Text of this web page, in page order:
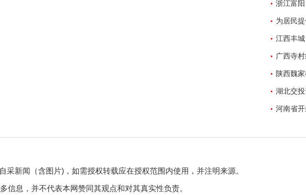
心”APP安
浙江富
园为居民
江西丰
广西寺
动陕西魏
棋”湖北交
河南省
采新闻（含图片)，如需授权转载应在授权范围内使用，并注明来源。
信息，并不代表本网赞同其观点和对其真实性负责。